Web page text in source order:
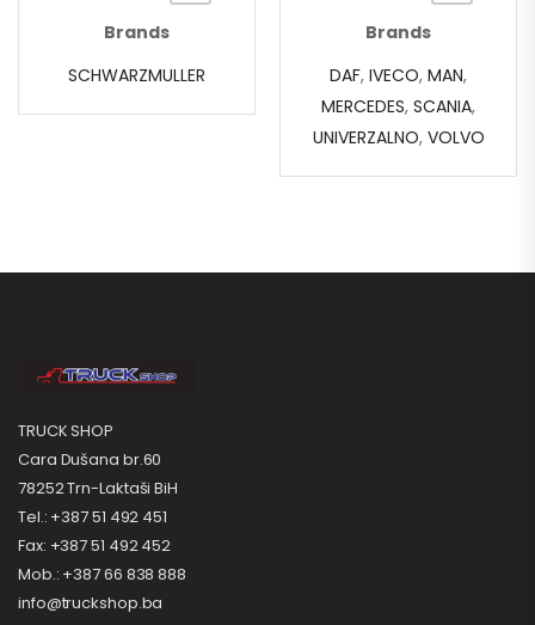
Brands
SCHWARZMULLER
Brands
DAF, IVECO, MAN,
MERCEDES, SCANIA,
UNIVERZALNO, VOLVO
TRUCK SHOP
Cara Dušana br.60
78252 Trn-Laktaši BiH
Tel.: +387 51 492 451
Fax: +387 51 492 452
Mob.: +387 66 838 888
info@truckshop.ba